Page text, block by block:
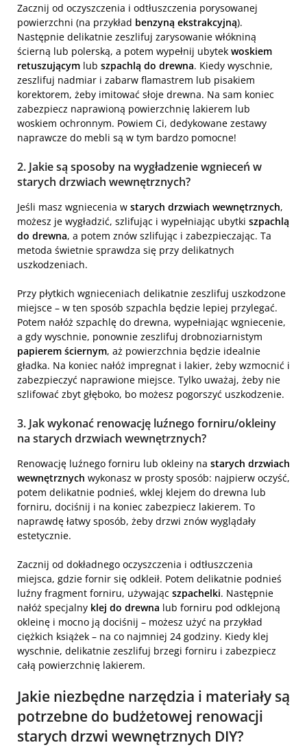
Zacznij od oczyszczenia i odtłuszczenia porysowanej
powierzchni (na przykład benzyną ekstrakcyjną).
Następnie delikatnie zeszlifuj zarysowanie włókniną
ścierną lub polerską, a potem wypełnij ubytek woskiem
retuszującym lub szpachlą do drewna. Kiedy wyschnie,
zeszlifuj nadmiar i zabarw flamastrem lub pisakiem
korektorem, żeby imitować słoje drewna. Na sam koniec
zabezpiecz naprawioną powierzchnię lakierem lub
woskiem ochronnym. Powiem Ci, dedykowane zestawy
naprawcze do mebli są w tym bardzo pomocne!
2. Jakie są sposoby na wygładzenie wgnieceń w
starych drzwiach wewnętrznych?
Jeśli masz wgniecenia w starych drzwiach wewnętrznych,
możesz je wygładzić, szlifując i wypełniając ubytki szpachlą
do drewna, a potem znów szlifując i zabezpieczając. Ta
metoda świetnie sprawdza się przy delikatnych
uszkodzeniach.
Przy płytkich wgnieceniach delikatnie zeszlifuj uszkodzone
miejsce – w ten sposób szpachla będzie lepiej przylegać.
Potem nałóż szpachlę do drewna, wypełniając wgniecenie,
a gdy wyschnie, ponownie zeszlifuj drobnoziarnistym
papierem ściernym, aż powierzchnia będzie idealnie
gładka. Na koniec nałóż impregnat i lakier, żeby wzmocnić i
zabezpieczyć naprawione miejsce. Tylko uważaj, żeby nie
szlifować zbyt głęboko, bo możesz pogorszyć uszkodzenie.
3. Jak wykonać renowację luźnego forniru/okleiny
na starych drzwiach wewnętrznych?
Renowację luźnego forniru lub okleiny na starych drzwiach
wewnętrznych wykonasz w prosty sposób: najpierw oczyść,
potem delikatnie podnieś, wklej klejem do drewna lub
forniru, dociśnij i na koniec zabezpiecz lakierem. To
naprawdę łatwy sposób, żeby drzwi znów wyglądały
estetycznie.
Zacznij od dokładnego oczyszczenia i odtłuszczenia
miejsca, gdzie fornir się odkleił. Potem delikatnie podnieś
luźny fragment forniru, używając szpachelki. Następnie
nałóż specjalny klej do drewna lub forniru pod odklejoną
okleinę i mocno ją dociśnij – możesz użyć na przykład
ciężkich książek – na co najmniej 24 godziny. Kiedy klej
wyschnie, delikatnie zeszlifuj brzegi forniru i zabezpiecz
całą powierzchnię lakierem.
Jakie niezbędne narzędzia i materiały są
potrzebne do budżetowej renowacji
starych drzwi wewnętrznych DIY?